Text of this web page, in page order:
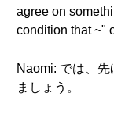
agree on
condition that ~"
Naomi: では、
ましょう。